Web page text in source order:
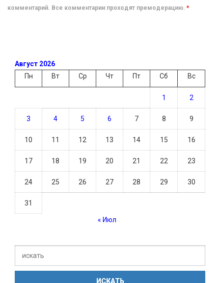
комментарий. Все комментарии проходят премодерацию. *
Август 2026
Пн
Вт Ср Чт Пт Сб Вс
1 2
3 4 5 6 7 8 9
10 11 12 13 14 15 16
17 18 19 20 21 22 23
24 25 26 27 28 29 30
31
« Июл